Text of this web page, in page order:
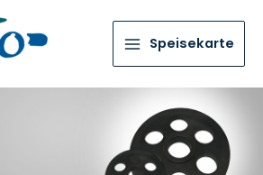
Speisekarte